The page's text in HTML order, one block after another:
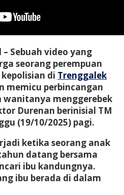
– Sebuah video yang
seorang perempuan
di Trenggalek
memicu perbincangan
wanitanya menggerebek
Durenan berinisial TM
(19/10/2025) pagi.
ketika seorang anak
datang bersama
ibu kandungnya.
ibu berada di dalam